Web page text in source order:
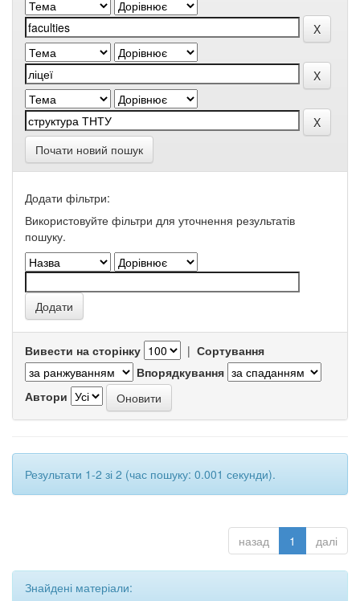
Почати новий пошук
Додати фільтри:
Використовуйте фільтри для уточнення результатів
пошуку.
Вивести на сторінку | Сортування
Впорядкування
Автори
Результати 1-2 зі 2 (час пошуку: 0.001 секунди).
назад 1 далі
Знайдені матеріали: